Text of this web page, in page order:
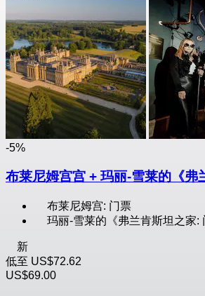
-5%
布莱尼姆宫宫 + 玛丽-雪莱的《弗
布莱尼姆宫: 门票
玛丽-雪莱的《弗兰肯斯坦之家:
新
低至 US$72.62
US$69.00